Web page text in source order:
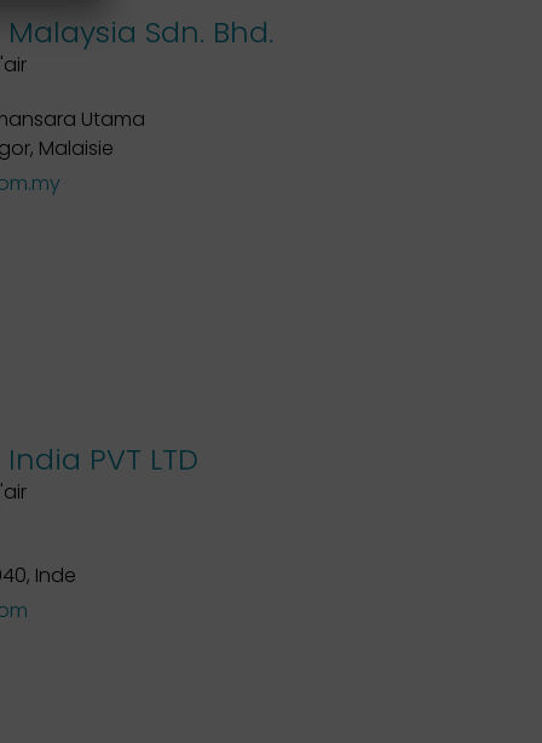
Sdn. Bhd.
Utama
Malaisie
PVT LTD
Inde